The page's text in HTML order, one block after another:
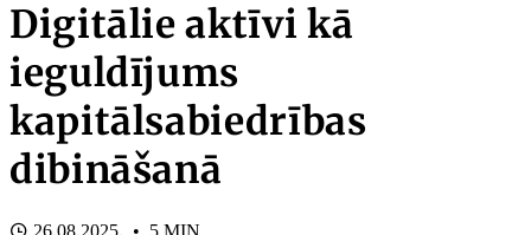
Digitālie aktīvi kā
ieguldījums
kapitālsabiedrības
dibināšanā
26.08.2025. • 5 MIN